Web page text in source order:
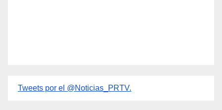
Tweets por el @Noticias_PRTV.